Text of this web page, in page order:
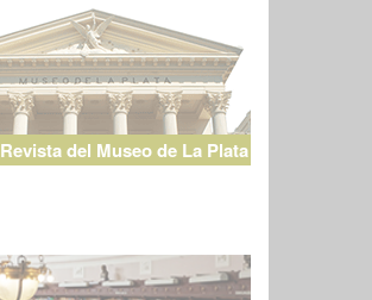
Revista del Museo de La Plata